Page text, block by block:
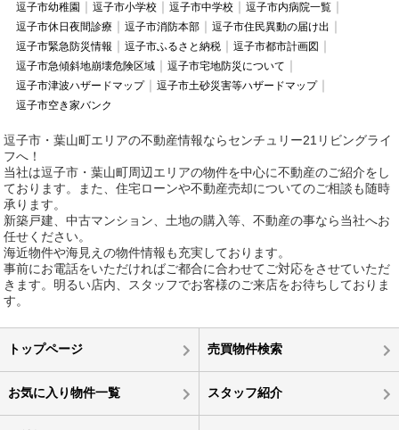
逗子市幼稚園
逗子市小学校 逗子市中学校
逗子市内病院一覧
逗子市休日夜間診療
逗子市消防本部
逗子市住民異動の届け出
逗子市緊急防災情報
逗子市ふるさと納税
逗子市都市計画図
逗子市急傾斜地崩壊危険区域
逗子市宅地防災について
逗子市津波ハザードマップ
逗子市土砂災害等ハザードマップ
逗子市空き家バンク
逗子市・葉山町エリアの不動産情報ならセンチュリー21リビングライ
フへ！
当社は逗子市・葉山町周辺エリアの物件を中心に不動産のご紹介をし
ております。また、住宅ローンや不動産売却についてのご相談も随時
承ります。
新築戸建、中古マンション、土地の購入等、不動産の事なら当社へお
任せください。
海近物件や海見えの物件情報も充実しております。
事前にお電話をいただければご都合に合わせてご対応をさせていただ
きます。明るい店内、スタッフでお客様のご来店をお待ちしておりま
す。
トップページ 売買物件検索
お気に入り物件一覧 スタッフ紹介